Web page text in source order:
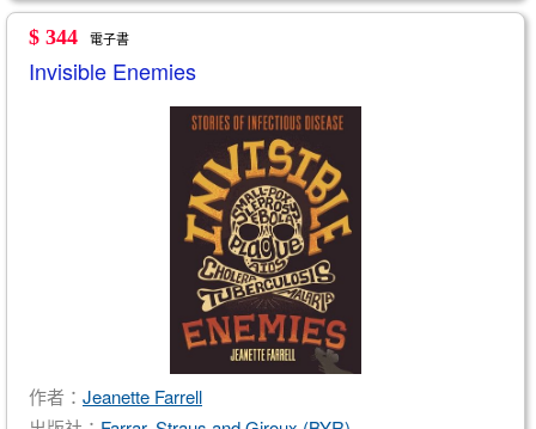
$ 344 電子書
Invisible Enemies
作者： Jeanette Farrell